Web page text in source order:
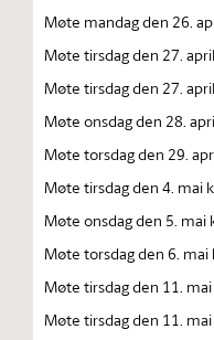
Møte mandag den 26.
Møte tirsdag den 27.
Møte tirsdag den 27.
Møte onsdag den 28.
Møte torsdag den 29.
Møte tirsdag den 4. mai
Møte onsdag den 5. mai
Møte torsdag den 6. mai
Møte tirsdag den 11. mai
Møte tirsdag den 11. mai